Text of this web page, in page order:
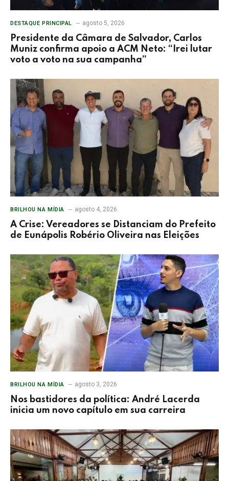
DESTAQUE PRINCIPAL agosto 5, 2026
Presidente da Câmara de Salvador, Carlos
Muniz confirma apoio a ACM Neto: “Irei lutar
voto a voto na sua campanha”
BRILHOU NA MÍDIA agosto 4, 2026
A Crise: Vereadores se Distanciam do Prefeito
de Eunápolis Robério Oliveira nas Eleições
BRILHOU NA MÍDIA agosto 3, 2026
Nos bastidores da política: André Lacerda
inicia um novo capítulo em sua carreira